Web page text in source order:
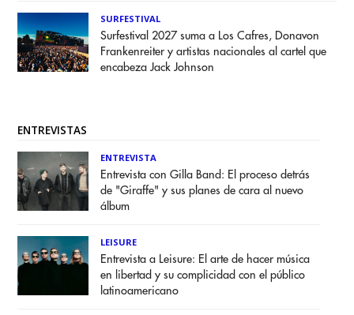
SURFESTIVAL
Surfestival 2027 suma a Los Cafres, Donavon
Frankenreiter y artistas nacionales al cartel que
encabeza Jack Johnson
ENTREVISTAS
ENTREVISTA
Entrevista con Gilla Band: El proceso detrás
de "Giraffe" y sus planes de cara al nuevo
álbum
LEISURE
Entrevista a Leisure: El arte de hacer música
en libertad y su complicidad con el público
latinoamericano